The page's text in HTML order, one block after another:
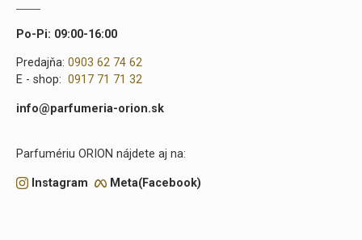
Po-Pi: 09:00-16:00
Predajňa: 0903 62 74 62
E - shop: 0917 71 71 32
info@parfumeria-orion.sk
Parfumériu ORION nájdete aj na:
Instagram Meta(Facebook)